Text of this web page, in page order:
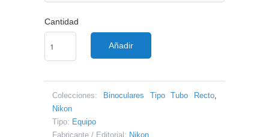
Cantidad
Añadir
Colecciones: Binoculares Tipo Tubo Recto,
Nikon
Tipo: Equipo
Fabricante / Editorial: Nikon